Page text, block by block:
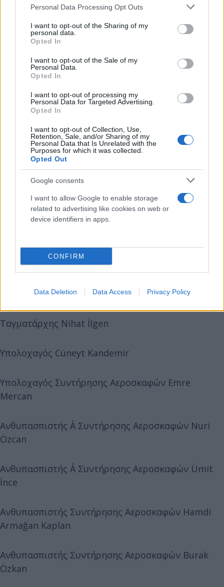
Please note that this website/app uses one or more Google
not limited to your visit or usage behaviour. You may click to
grant or deny consent to Google and its third-party tags to
use your data for below specified purposes in below Google
consent section.
Personal Data Processing Opt Outs
I want to opt-out of the Sharing of my
personal data.
Opted In
I want to opt-out of the Sale of my
Personal Data.
Opted In
I want to opt-out of processing my
Personal Data for Targeted Advertising.
Opted In
I want to opt-out of Collection, Use,
Retention, Sale, and/or Sharing of my
Personal Data that Is Unrelated with the
Purposes for which it was collected.
Opted Out
Google consents
I want to allow Google to enable storage
related to advertising like cookies on web or
device identifiers in apps.
CONFIRM
Data Deletion Data Access Privacy Policy
Ποιοι σκοτώθηκαν
Η ανάλυση της λίστας των Τούρκων αξιωματικών
που σκοτώθηκαν και η ειδικότητά τους
αποκαλύπτουν το πλήγμα που δύσκολα θα
αναπληρωθεί. Οι 20 αξιωματικοί που χάθηκαν στην
πτώση του μεταγωγικού αεροσκάφους, ανάμεσά
τους ανώτεροι αξιωματικοί, ήταν μηχανικοί και
της τεχνικής υποστήριξης των τουρκικών
μαχητικών.
Η ομάδα αξιωματικών που χάθηκε στην συντριβή
ήταν μέλη του συνεργείου συντήρησης των F-16
που είχε μεταβεί στο Αζερμπαϊτζάν για την
παρέλαση και τις αεροπορικές επιδείξεις για την
Αντισμήναρχος Gökhan Korkmaz
Ταγματάρχης Serdar Uslu
Ταγματάρχης Nihat İlgen
Υπολοχαγός Cüneyt Kandemir
Υπολοχαγός Συντήρησης Αεροσκαφών Emre
Mercan
Ανθυπασπιστής Α΄ Συντήρησης Αεροσκαφών Nuri
Özcan
Ανθυπασπιστής Α΄ Συντήρησης Αεροσκαφών Ümit
İnce
Ανθυπασπιστής Συντήρησης Αεροσκαφών Hamdi
Armağan Kaplan
Ανθυπασπιστής Συντήρησης Αεροσκαφών Burak
Özkan